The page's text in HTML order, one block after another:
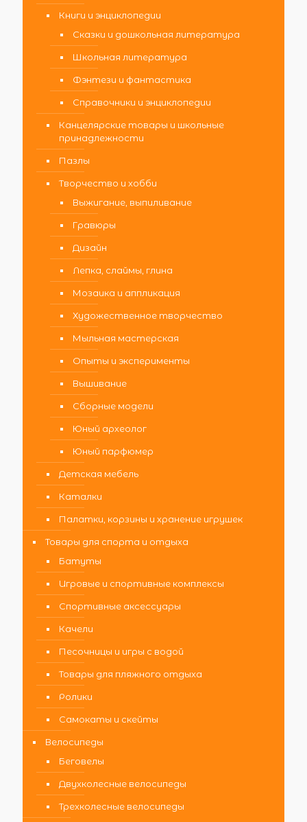
Книги и энциклопедии
Сказки и дошкольная литература
Школьная литература
Фэнтези и фантастика
Справочники и энциклопедии
Канцелярские товары и школьные
принадлежности
Пазлы
Творчество и хобби
Выжигание, выпиливание
Гравюры
Дизайн
Лепка, слаймы, глина
Мозаика и аппликация
Художественное творчество
Мыльная мастерская
Опыты и эксперименты
Вышивание
Сборные модели
Юный археолог
Юный парфюмер
Детская мебель
Каталки
Палатки, корзины и хранение игрушек
Товары для спорта и отдыха
Батуты
Игровые и спортивные комплексы
Спортивные аксессуары
Качели
Песочницы и игры с водой
Товары для пляжного отдыха
Ролики
Самокаты и скейты
Велосипеды
Беговелы
Двухколесные велосипеды
Трехколесные велосипеды